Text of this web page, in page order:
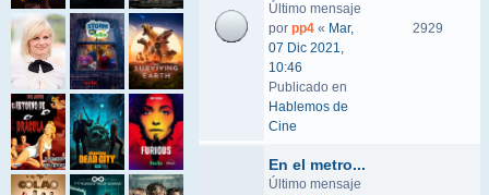
Último mensaje
por pp4 « Mar,
07 Dic 2021,
10:46
Publicado en
Hablemos de
Cine
2929
En el metro...
Último mensaje